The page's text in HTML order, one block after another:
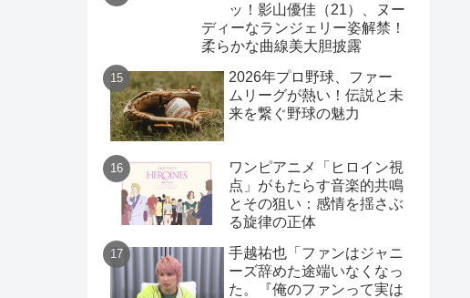
ッ！影山優佳（21）、ヌー
ディーなランジェリー姿解禁！
柔らかな曲線美大胆披露
2026年プロ野球、ファー
ムリーグが熱い！伝説と未
来を繋ぐ野球の魅力
ワンピアニメ「ヒロイン視
点」がもたらす音楽的共鳴
とその狙い：感情を揺さぶ
る旋律の正体
手越祐也「ファンはジャニ
ーズ辞めた途端いなくなっ
た。『俺のファンって実は